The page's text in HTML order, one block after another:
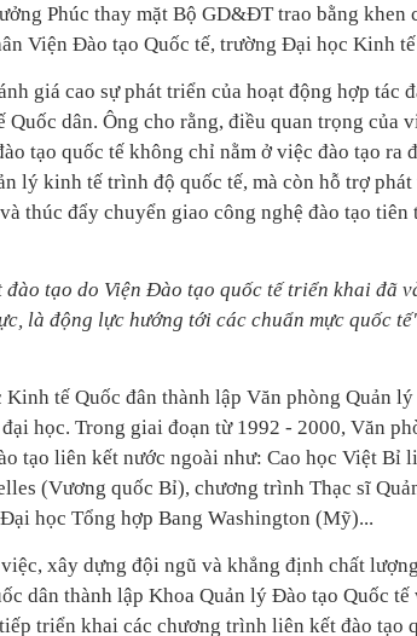
Phúc thay mặt Bộ GD&ĐT trao bằng khen
Viện Đào tạo Quốc tế, trường Đại học Kinh
giá cao sự phát triển của hoạt động hợp tác
dân. Ông cho rằng, điều quan trọng của
tạo quốc tế không chỉ nằm ở việc đào tạo ra
lý kinh tế trình độ quốc tế, mà còn hỗ trợ
thúc đẩy chuyển giao công nghệ đào tạo tiên
tạo do Viện Đào tạo quốc tế triển khai đã
là động lực hướng tới các chuẩn mực quốc
tế Quốc đân thành lập Văn phòng Quản lý
học. Trong giai đoạn từ 1992 - 2000, Văn
tạo liên kết nước ngoài như: Cao học Việt Bỉ
(Vương quốc Bỉ), chương trình Thạc sĩ
học Tổng hợp Bang Washington (Mỹ)...
xây dựng đội ngũ và khẳng định chất
dân thành lập Khoa Quản lý Đào tạo Quốc tế
triển khai các chương trình liên kết đào tạo